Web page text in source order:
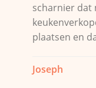
scharnier dat
plaatsen en
Joseph